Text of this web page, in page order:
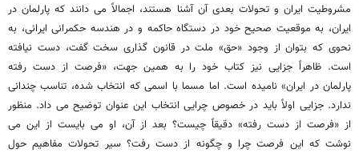
مشروطیت ایران و تحولات بعدی آن آشنا هستند، اجمالاً می دانند که پارلمان در
ایران، به موقعیت صحیح خود در دستگاه حاکمه و در هندسه حکمرانی ایرانی، به
نحوی که بتوان از وجود «حق» ملت در قانون گذاری سخت گفت، دست نیافته
است. ظاهراً جزایی نیز کتاب خود را به همین جهت، «فرصت از دست رفته
پارلمان در ایران» نامیده است. اما مسما با اسمی که انتخاب شده، تناسب چندانی
ندارد. جزایی اولاً باید در خصوص چرایی انتخاب این عنوان توضیح می داد. منظور
از «فرصت از دست رفته» دقیقاً چیست؟ بعد از آن، او می بایست از این می
نوشت که این فرصت چرا و چگونه از دست رفت؟ سیر تحولات مفاهیم حول